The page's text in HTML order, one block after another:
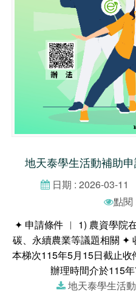
地天泰學生活動補助
日期 : 2026-03-11
點閱
✦ 申請條件 ︱ 1) 農資學院
碳、永續農業等議題相關 ✦
本梯次115年5月15日截止
辦理時間介於115
地天泰學生活